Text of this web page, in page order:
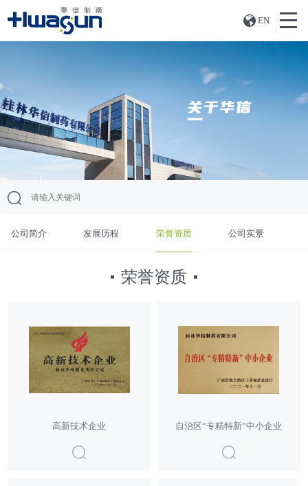
EN
公司简介 发展历程 荣誉资质 公司实景
荣誉资质
高新技术企业 自治区“专精特新”中小企业